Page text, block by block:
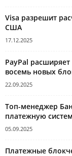
Visa разрешит
США
17.12.2025
PayPal
восемь новых
22.09.2025
Топ-менеджер
платежную
05.09.2025
Платежные